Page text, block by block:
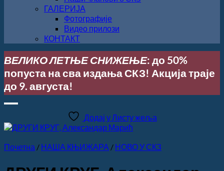
ГАЛЕРИЈА
Фотографије
Видео прилози
КОНТАКТ
ВЕЛИКО ЛЕТЊЕ СНИЖЕЊЕ: до 50%
попуста на сва издања СКЗ! Акција траје
до 9. августа!
Додај у Листу жеља
Почетна / НАША КЊИЖАРА / НОВО У СКЗ